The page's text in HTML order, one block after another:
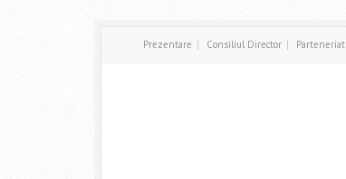
Prezentare Consiliul Director Parteneriat